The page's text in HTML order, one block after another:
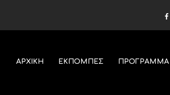
ΑΡΧΙΚΗ ΕΚΠΟΜΠΕΣ ΠΡΟΓΡΑΜΜΑ